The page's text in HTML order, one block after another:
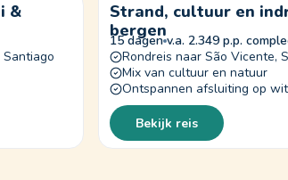
&
Strand, cultuur en
bergen
15 dagen v.a. 2.349 p.p.
Rondreis naar São Vicente,
Mix van cultuur en natuur
Ontspannen afsluiting op
Bekijk reis